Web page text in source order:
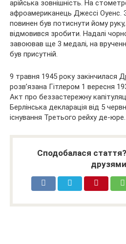
арійська зовнішність. На
афроамериканець Джессі Оуенс.
повинен був потиснути йому
відмовився зробити. Надалі
завоював ще 3 медалі, на
був присутній.
9 травня 1945 року закінчилася
розв’язана Гітлером 1 вересня
Акт про беззастережну
Берлінська декларація від 5
існування Третього рейху де-юре.
Сподобалася